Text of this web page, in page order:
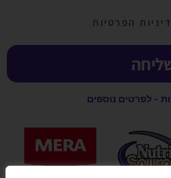
הפרטיות
- לפרטים נוספים